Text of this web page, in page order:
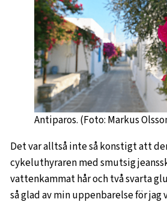
Antiparos. (Foto: Markus
Det var alltså inte så konstigt att
cykeluthyraren med smutsig
vattenkammat hår och två svarta
så glad av min uppenbarelse för jag